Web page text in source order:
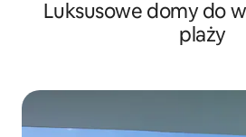
Luksusowe domy do
plaży